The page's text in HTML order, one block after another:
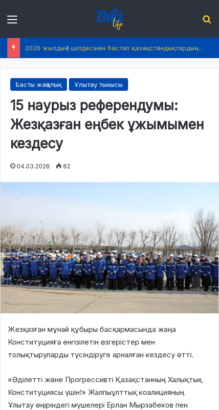
2026 жылдың 1 шілдесінен бастап қазақстандықтардың өмірінде не өзгереді?
Басты жаңалық Ұлытау тынысы
15 наурыз референдумы:
Жезқазған еңбек ұжымымен
кездесу
04.03.2026 62
Жезқазған мұнай құбыры басқармасында жаңа
Конституцияға енгізілетін өзгерістер мен
толықтыруларды түсіндіруге арналған кездесу өтті.
«Әділетті және Прогрессивті Қазақстанның Халықтық
Конституциясы үшін!» Жалпыұлттық коалицияның
Ұлытау өңіріндегі мүшелері Ерлан Мырзабеков пен